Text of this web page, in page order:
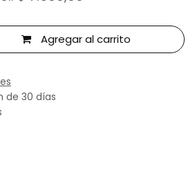
Agregar al carrito
de 30 días